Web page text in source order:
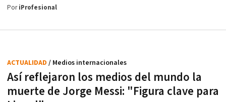
PoriProfesional
Así reflejaron los medios del mundo la
muerte de Jorge Messi: "Figura clave para
ACTUALIDAD / Medios internacionales